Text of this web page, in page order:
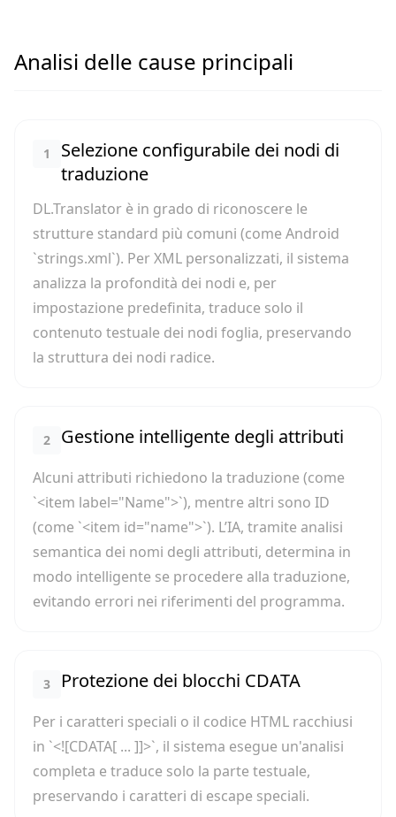
Analisi delle cause principali
1
Selezione configurabile dei nodi di
traduzione
DL.Translator è in grado di riconoscere le
strutture standard più comuni (come Android
`strings.xml`). Per XML personalizzati, il sistema
analizza la profondità dei nodi e, per
impostazione predefinita, traduce solo il
contenuto testuale dei nodi foglia, preservando
la struttura dei nodi radice.
2 Gestione intelligente degli attributi
Alcuni attributi richiedono la traduzione (come
`<item label="Name">`), mentre altri sono ID
(come `<item id="name">`). L’IA, tramite analisi
semantica dei nomi degli attributi, determina in
modo intelligente se procedere alla traduzione,
evitando errori nei riferimenti del programma.
3 Protezione dei blocchi CDATA
Per i caratteri speciali o il codice HTML racchiusi
in `<![CDATA[ ... ]]>`, il sistema esegue un'analisi
completa e traduce solo la parte testuale,
preservando i caratteri di escape speciali.